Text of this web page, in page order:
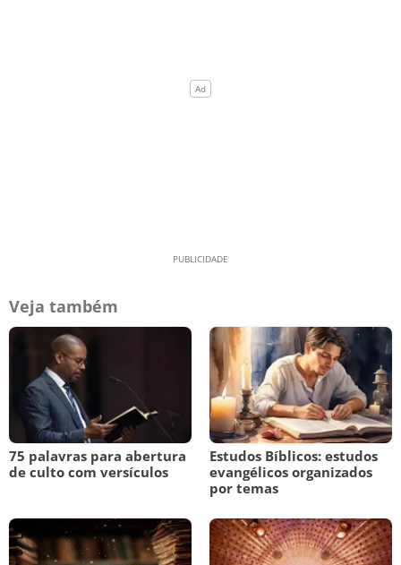
Veja também
75 palavras para abertura
de culto com versículos
Estudos Bíblicos: estudos
evangélicos organizados
por temas